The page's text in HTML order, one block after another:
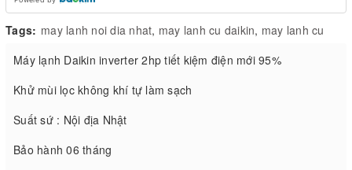
Tags: may lanh noi dia nhat, may lanh cu daikin, may lanh cu
Máy lạnh Daikin inverter 2hp tiết kiệm điện mới 95%
Khử mùi lọc không khí tự làm sạch
Suất sứ : Nội địa Nhật
Bảo hành 06 tháng